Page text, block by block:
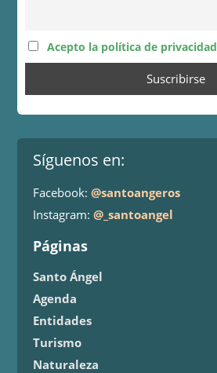
Acepto la política de privacidad
Síguenos en:
Facebook:@santoangeros
Instagram:@_santoangel
Páginas
Santo Ángel
Agenda
Entidades
Turismo
Naturaleza